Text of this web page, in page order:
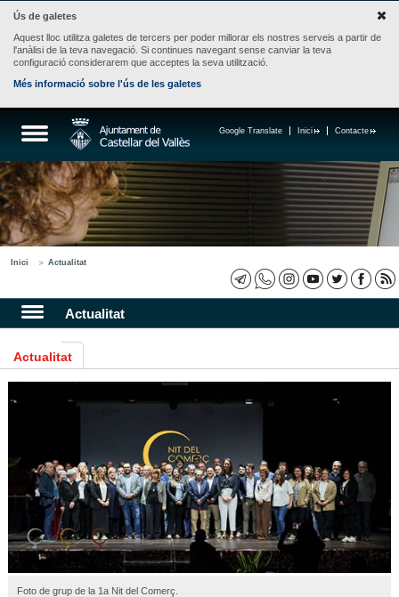
Ús de galetes
Aquest lloc utilitza galetes de tercers per poder millorar els nostres serveis a partir de
l'anàlisi de la teva navegació. Si continues navegant sense canviar la teva
configuració considerarem que acceptes la seva utilització.
Més informació sobre l'ús de les galetes
Contacte
Inici
Google Translate
Inici Actualitat
Actualitat
Actualitat
Foto de grup de la 1a Nit del Comerç.